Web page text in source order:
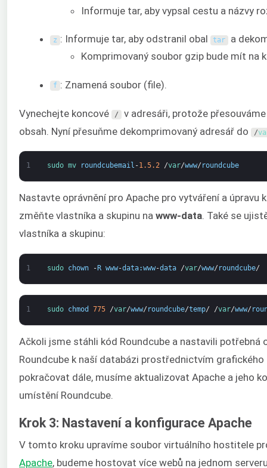
Informuje tar, aby vypsal cestu a názvy
z : Informuje tar, aby odstranil obal tar
a
Komprimovaný soubor gzip bude mít na
f : Znamená soubor (file).
Vynechejte koncové / v adresáři, protože
obsah. Nyní přesuňme dekomprimovaný adresář do
/
1 sudo mv roundcubemail -1.5.2 /var/www/ roundcube
Nastavte oprávnění pro Apache pro vytváření a
změňte vlastníka a skupinu na www-data. Také se
vlastníka a skupinu:
1 sudo chown -R www-data:www-data /var/www/ roundcube/
1 sudo chmod 775 /var/www/ roundcube/temp/ /var/www/
Ačkoli jsme stáhli kód Roundcube a nastavili potřebná
Roundcube k naší databázi prostřednictvím
pokračovat dále, musíme aktualizovat Apache a jeho
umístění Roundcube.
Krok 3: Nastavení a konfigurace Apache
V tomto kroku upravíme soubor virtuálního hostitele
Apache, budeme hostovat více webů na jednom